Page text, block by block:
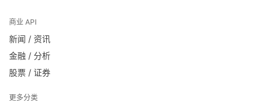
商业 API
新闻 / 资讯
金融 / 分析
股票 / 证券
更多分类